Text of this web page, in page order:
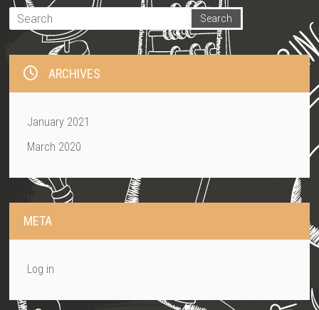
ARCHIVES
January 2021
March 2020
META
Log in